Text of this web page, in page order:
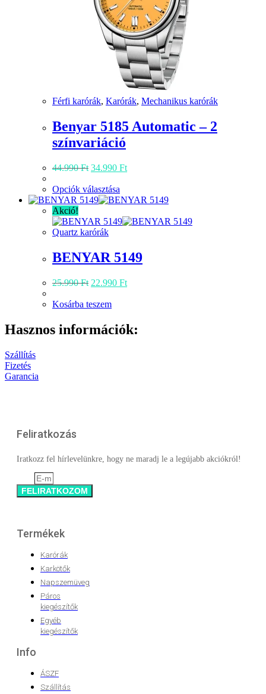
Férfi karórák, Karórák, Mechanikus karórák
Benyar 5185 Automatic – 2
színvariáció
44.990Ft Original
was:
44.990 Ft.
34.990 FtCurrent
34.990 Ft.
Opciók választása
a
több
A
változatok
termékoldalon
Akció!
Quartz karórák
BENYAR 5149
25.990Ft Original
was:
22.990 FtCurrent
Kosárba teszem
Hasznos információk:
Szállítás
Fizetés
Garancia
Feliratkozás
Iratkozz fel hírlevelünkre, hogy ne maradj le a legújabb akciókról!
FELIRATKOZOM
Termékek
Karórák
Karkötők
Napszemüveg
Páros
kiegészítők
Egyéb
kiegészítők
Info
ÁSZF
Szállítás